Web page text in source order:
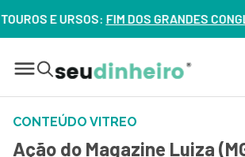
URSOS: FIM DOS GRANDES
CONTEÚDO VITREO
Ação do Magazine Luiza